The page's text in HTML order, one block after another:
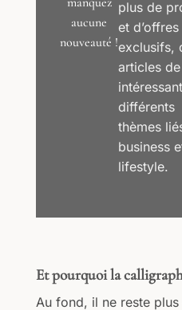
aucune
nouveauté !
plus de
et d’offres
exclusifs,
articles
différents
thèmes
business
lifestyle.
Et pourquoi la
Au fond, il ne reste plus